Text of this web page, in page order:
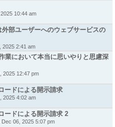
10:44 am
部ユーザーへのウェブサービスの
2025 2:41 am
業において本当に思いやりと思慮深
2025 12:47 pm
ードによる開示請求
2025 4:02 am
ードによる開示請求 2
Dec 06, 2025 5:07 pm